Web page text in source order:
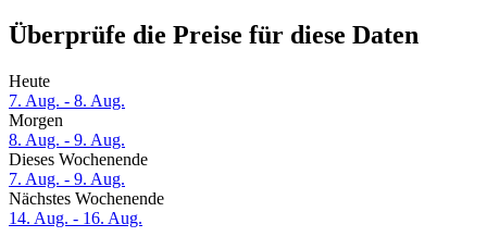
Überprüfe die Preise für diese Daten
Heute
7. Aug. - 8. Aug.
Morgen
8. Aug. - 9. Aug.
Dieses Wochenende
7. Aug. - 9. Aug.
Nächstes Wochenende
14. Aug. - 16. Aug.